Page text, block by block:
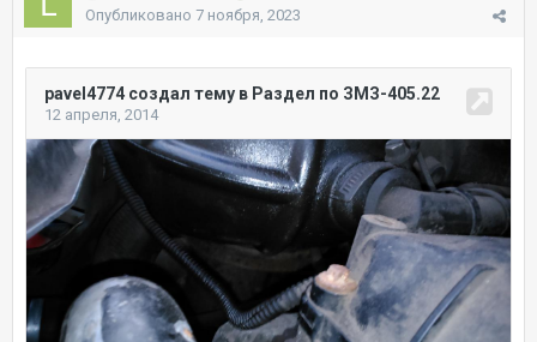
Опубликовано 7 ноября, 2023